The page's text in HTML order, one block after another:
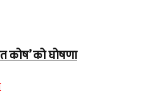
कोष’ को घोषणा